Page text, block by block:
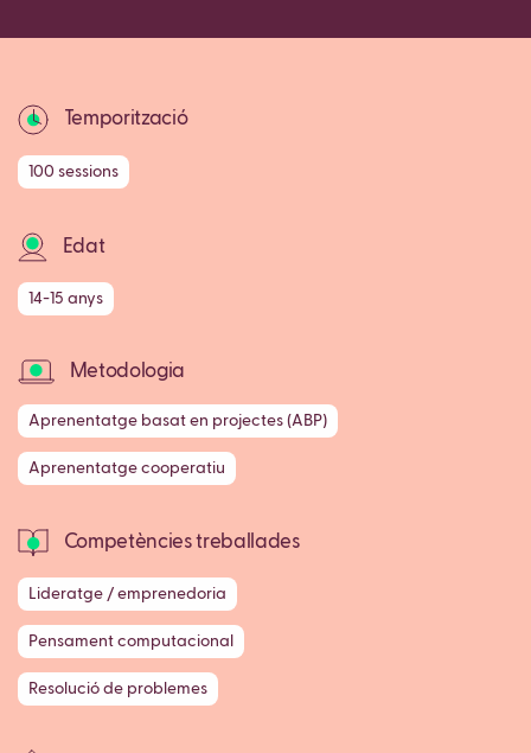
Temporització
100 sessions
Edat
14-15 anys
Metodologia
Aprenentatge basat en projectes (ABP)
Aprenentatge cooperatiu
Competències treballades
Lideratge / emprenedoria
Pensament computacional
Resolució de problemes